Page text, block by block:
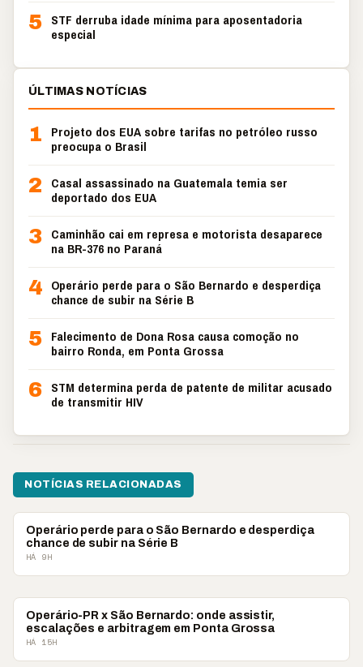
5 STF derruba idade mínima para aposentadoria
especial
ÚLTIMAS NOTÍCIAS
1
Projeto dos EUA sobre tarifas no petróleo russo
preocupa o Brasil
2
Casal assassinado na Guatemala temia ser
deportado dos EUA
3 Caminhão cai em represa e motorista desaparece
na BR-376 no Paraná
4 Operário perde para o São Bernardo e desperdiça
chance de subir na Série B
5 Falecimento de Dona Rosa causa comoção no
bairro Ronda, em Ponta Grossa
6 STM determina perda de patente de militar acusado
de transmitir HIV
NOTÍCIAS RELACIONADAS
ESPORTES
Operário perde para o São Bernardo e desperdiça
chance de subir na Série B
HÁ 9H
ESPORTES
Operário-PR x São Bernardo: onde assistir,
escalações e arbitragem em Ponta Grossa
HÁ 15H